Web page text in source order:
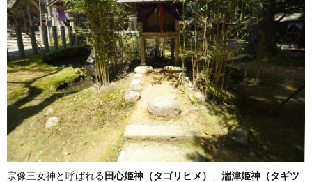
宗像三女神と呼ばれる 田心姫神（タゴリヒメ）
湍津姫神（タギツ